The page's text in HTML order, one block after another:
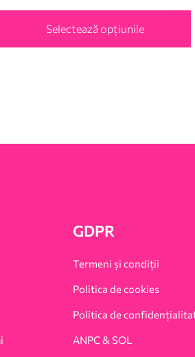
Selectează opțiunile
GDPR
Termeni și condiții
Politica de cookies
Politica de
ANPC & SOL